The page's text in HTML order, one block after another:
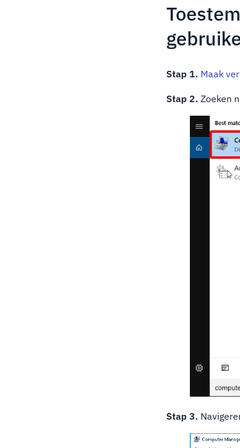
Stap 1. Maak
Stap 2. Zoeken
Stap 3.